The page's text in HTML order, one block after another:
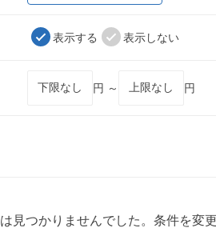
表示する 表示しない
円 ～ 円
見つかりませんでした。条件を変